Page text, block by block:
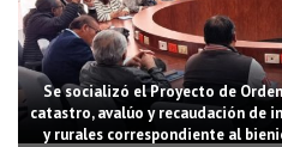
Se socializó el Proyecto de
catastro, avalúo y recaudación de
y rurales correspondiente al